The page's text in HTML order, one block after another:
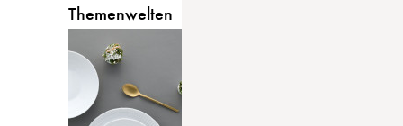
Themenwelten